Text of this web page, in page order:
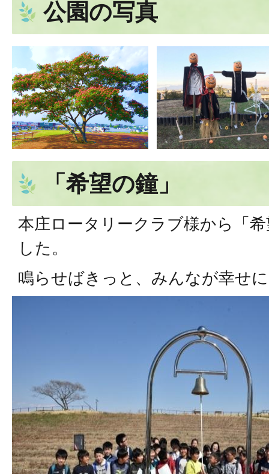
公園の写真
「希望の鐘」
本庄ロータリークラブ様から「
した。
鳴らせばきっと、みんなが幸せ